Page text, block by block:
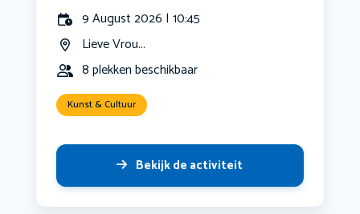
9 August 2026 | 10:45
Lieve Vrou...
8 plekken beschikbaar
Kunst & Cultuur
Bekijk de activiteit